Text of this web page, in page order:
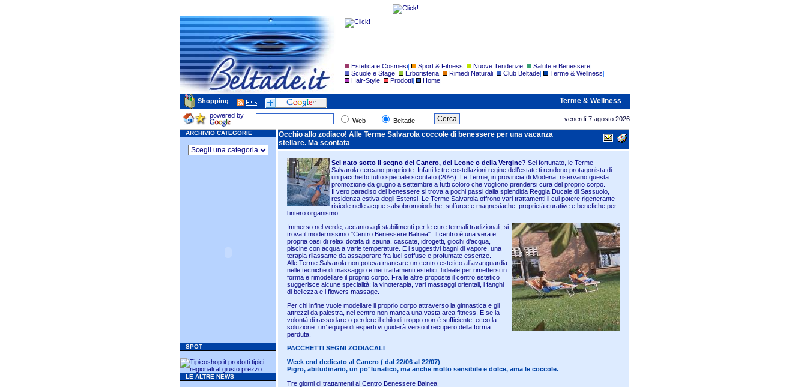
Estetica e Cosmesi| Sport & Fitness| Nuove Tendenze| Salute e Benessere|
Scuole e Stage| Erboristeria| Rimedi Naturali| Club Beltade| Terme & Wellness|
Hair-Style| Prodotti| Home|
Shopping Terme & Wellness
powered by
Web Beltade venerdì 7 agosto 2026
ARCHIVIO CATEGORIE
SPOT
LE ALTRE NEWS
Occhio allo zodiaco! Alle Terme Salvarola coccole di benessere per una vacanza
stellare. Ma scontata
Sei nato sotto il segno del Cancro, del Leone o della Vergine? Sei fortunato, le Terme
Salvarola cercano proprio te. Infatti le tre costellazioni regine dell’estate ti rendono protagonista di
un pacchetto tutto speciale scontato (20%). Le Terme, in provincia di Modena, riservano questa
promozione da giugno a settembre a tutti coloro che vogliono prendersi cura del proprio corpo.
Il vero paradiso del benessere si trova a pochi passi dalla splendida Reggia Ducale di Sassuolo,
residenza estiva degli Estensi. Le Terme Salvarola offrono vari trattamenti il cui potere rigenerante
risiede nelle acque salsobromoiodiche, sulfuree e magnesiache: proprietà curative e benefiche per
l’intero organismo.
Immerso nel verde, accanto agli stabilimenti per le cure termali tradizionali, si
trova il modernissimo "Centro Benessere Balnea". Il centro è una vera e
propria oasi di relax dotata di sauna, cascate, idrogetti, giochi d’acqua,
piscine con acqua a varie temperature. E i suggestivi bagni di vapore, una
terapia rilassante da assaporare fra luci soffuse e profumate essenze.
Alle Terme Salvarola non poteva mancare un centro estetico all’avanguardia
nelle tecniche di massaggio e nei trattamenti estetici, l’ideale per rimettersi in
forma e rimodellare il proprio corpo. Fra le altre proposte il centro estetico
suggerisce alcune specialità: la vinoterapia, vari massaggi orientali, i fanghi
di bellezza e i flowers massage.
Per chi infine vuole modellare il proprio corpo attraverso la ginnastica e gli
attrezzi da palestra, nel centro non manca una vasta area fitness. E se la
volontà di rassodare o perdere il chilo di troppo non è sufficiente, ecco la
soluzione: un’ equipe di esperti vi guiderà verso il recupero della forma
perduta.
PACCHETTI SEGNI ZODIACALI
Week end dedicato al Cancro ( dal 22/06 al 22/07)
Pigro, abitudinario, un po’ lunatico, ma anche molto sensibile e dolce, ama le coccole.
Tre giorni di trattamenti al Centro Benessere Balnea